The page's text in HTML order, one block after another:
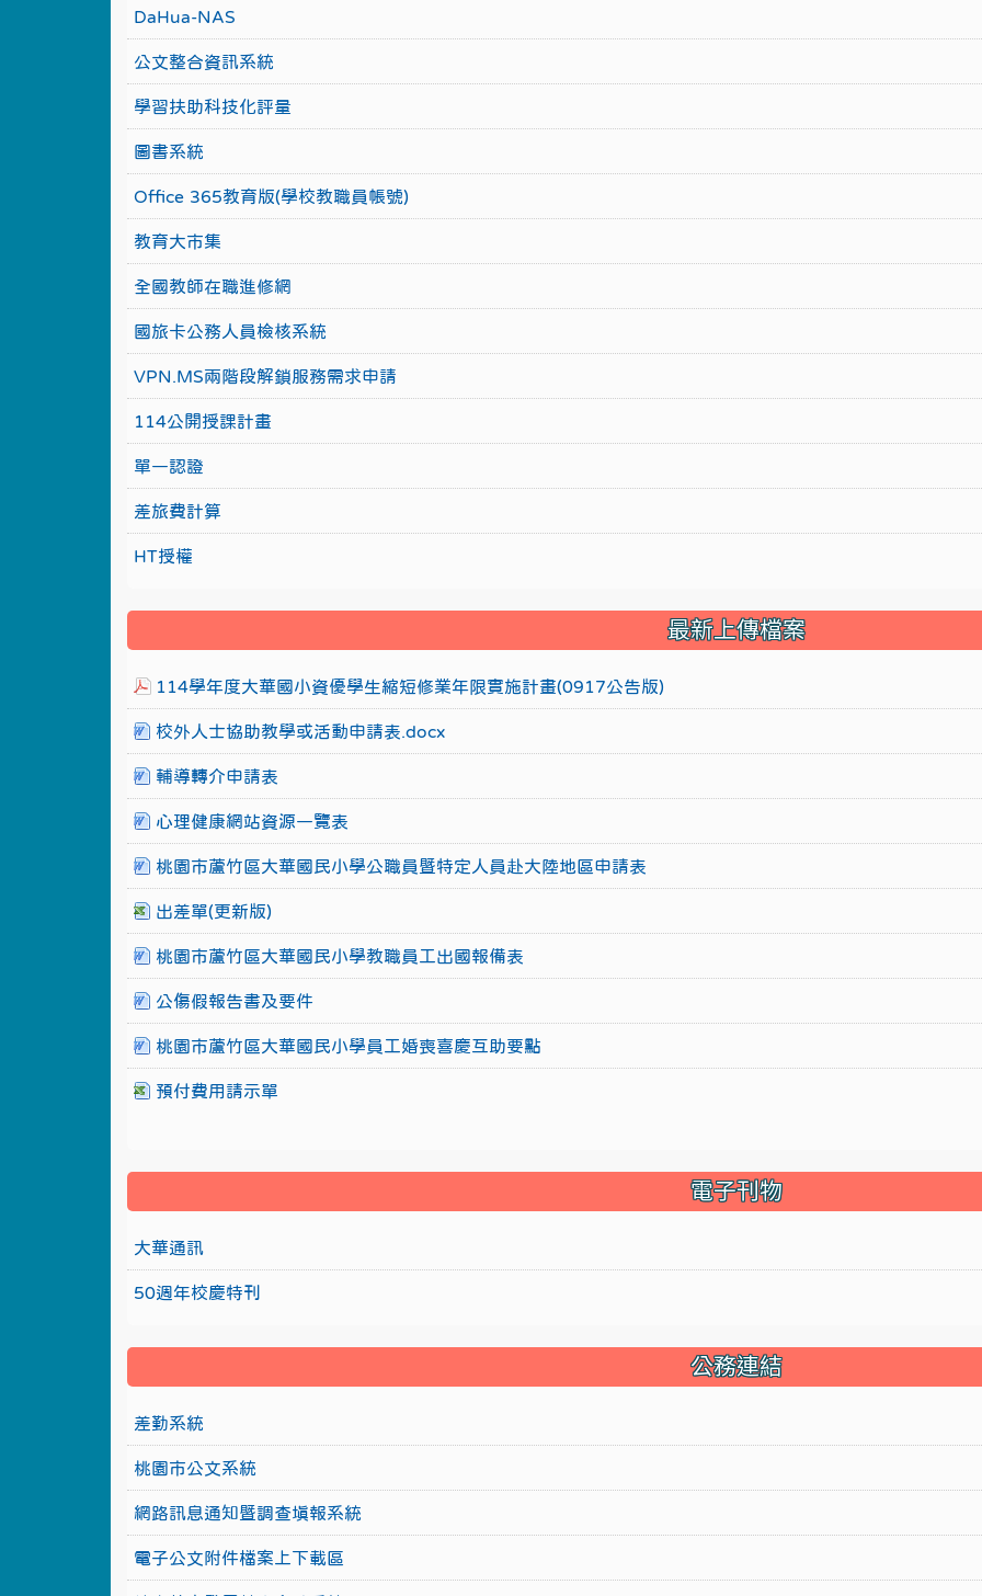
DaHua-NAS
公文整合資訊系統
學習扶助科技化評量
圖書系統
Office 365教育版(學校教職員帳號)
教育大市集
全國教師在職進修網
國旅卡公務人員檢核系統
VPN.MS兩階段解鎖服務需求申請
114公開授課計畫
單一認證
差旅費計算
HT授權
最新上傳檔案
114學年度大華國小資優學生縮短修業年限實施計畫(0917公告版)
校外人士協助教學或活動申請表.docx
輔導轉介申請表
心理健康網站資源一覽表
桃園市蘆竹區大華國民小學公職員暨特定人員赴大陸地區申請表
出差單(更新版)
桃園市蘆竹區大華國民小學教職員工出國報備表
公傷假報告書及要件
桃園市蘆竹區大華國民小學員工婚喪喜慶互助要點
預付費用請示單
電子刊物
大華通訊
50週年校慶特刊
公務連結
差勤系統
桃園市公文系統
網路訊息通知暨調查填報系統
電子公文附件檔案上下載區